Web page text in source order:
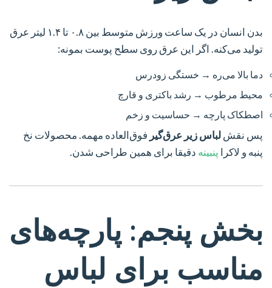
بدن انسان در یک ساعت ورزش متوسط بین ۰.۸ تا ۱.۴ لیتر عرق
تولید می‌کنه. اگر این عرق روی سطح پوست بمونه:
دما بالا می‌ره → خستگی زودرس
محیط مرطوب → رشد باکتری و قارچ
اصطکاک پارچه → حساسیت و زخم
پس نقشلباس زیر عرق‌گیر فوق‌العاده مهمه. محصولات نخ
پنبه و لاکرا پنبینه دقیقا برای همین طراحی شدن.
بخش پنجم: پارچه‌های
مناسب برای لباس